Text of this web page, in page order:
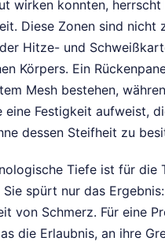
wirken konnten,
Diese Zonen sind nicht
Hitze- und
Körpers. Ein
Mesh bestehen,
eine Festigkeit aufweist,
dessen Steifheit zu
Tiefe ist für die
Sie spürt nur das
von Schmerz. Für eine
die Erlaubnis, an ihre